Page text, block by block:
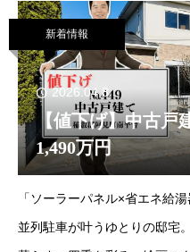
にご活用いただけます。詳細
新着情報
2026.04.8
【値下げ】中古戸
1,490万円
「ソーラーパネル×省エネ給
並列駐車が叶うゆとりの邸宅